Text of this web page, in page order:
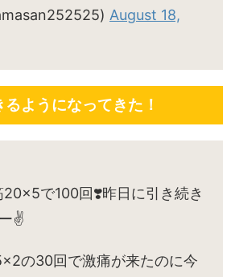
August 18,
ようになってきた！
で100回❣️昨日に引き続き
✌️
の30回で激痛が来たのに今